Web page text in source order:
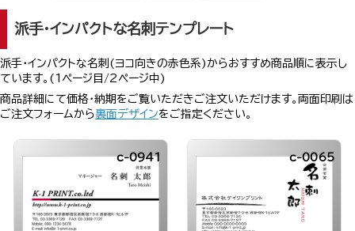
派手・インパクトな名刺テンプレート
派手・インパクトな名刺(ヨコ向きの赤色系)からおすすめ商品順に表示し
ています。(1ページ目/2ページ中)
商品詳細にて価格・納期をご覧いただきご注文いただけます。両面印刷は
ご注文フォームから裏面デザインをご指定ください。
c-0941 c-0065